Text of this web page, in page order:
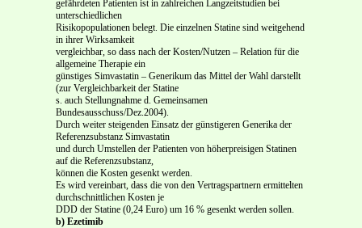
gefährdeten Patienten ist in zahlreichen Langzeitstudien bei
unterschiedlichen
Risikopopulationen belegt. Die einzelnen Statine sind weitgehend
in ihrer Wirksamkeit
vergleichbar, so dass nach der Kosten/Nutzen – Relation für die
allgemeine Therapie ein
günstiges Simvastatin – Generikum das Mittel der Wahl darstellt
(zur Vergleichbarkeit der Statine
s. auch Stellungnahme d. Gemeinsamen
Bundesausschuss/Dez.2004).
Durch weiter steigenden Einsatz der günstigeren Generika der
Referenzsubstanz Simvastatin
und durch Umstellen der Patienten von höherpreisigen Statinen
auf die Referenzsubstanz,
können die Kosten gesenkt werden.
Es wird vereinbart, dass die von den Vertragspartnern ermittelten
durchschnittlichen Kosten je
DDD der Statine (0,24 Euro) um 16 % gesenkt werden sollen.
b) Ezetimib